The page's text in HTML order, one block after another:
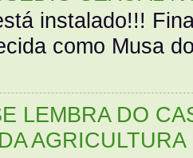
instalado!!!
como Musa
LEMBRA DO
AGRICULTURA